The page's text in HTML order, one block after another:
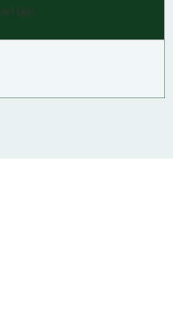
lain
Klik